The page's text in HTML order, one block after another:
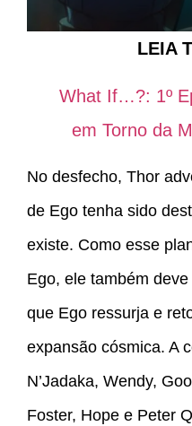
LEIA
What If…?: 1º
em Torno da
No desfecho, Thor
de Ego tenha sido
existe. Como esse
Ego, ele também
que Ego ressurja e
expansão cósmica. A
N’Jadaka, Wendy,
Foster, Hope e Peter